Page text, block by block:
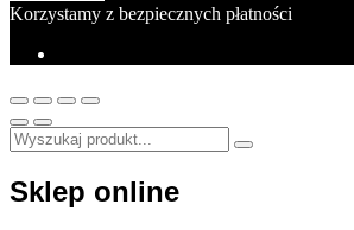
Korzystamy z bezpiecznych płatności
Sklep online